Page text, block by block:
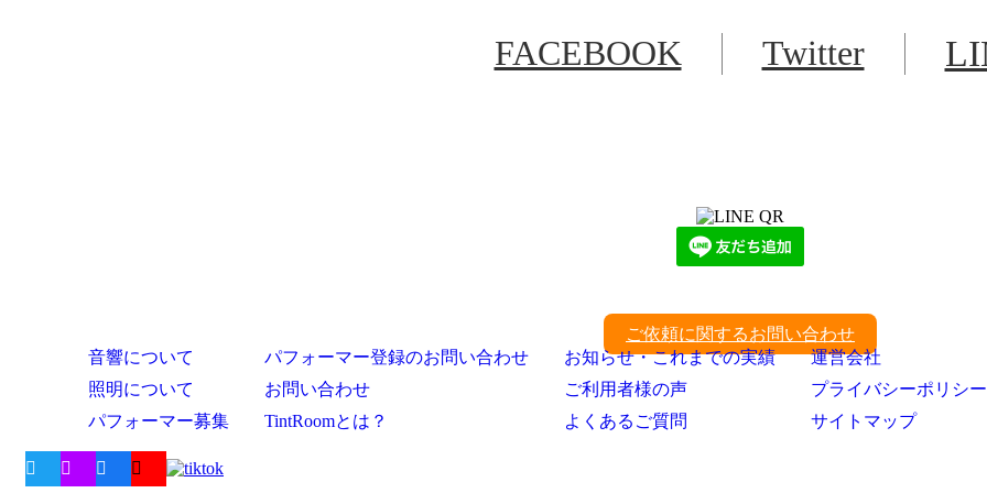
FACEBOOK Twitter
ご依頼に関するお問い合わせ
音響について
照明について
パフォーマー募集
パフォーマー登録のお問い合わせ
お問い合わせ
TintRoomとは？
お知らせ・これまでの実績
ご利用者様の声
よくあるご質問
運営会社
プライバシーポリシー
サイトマップ